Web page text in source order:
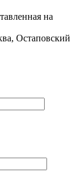
на
Остаповский